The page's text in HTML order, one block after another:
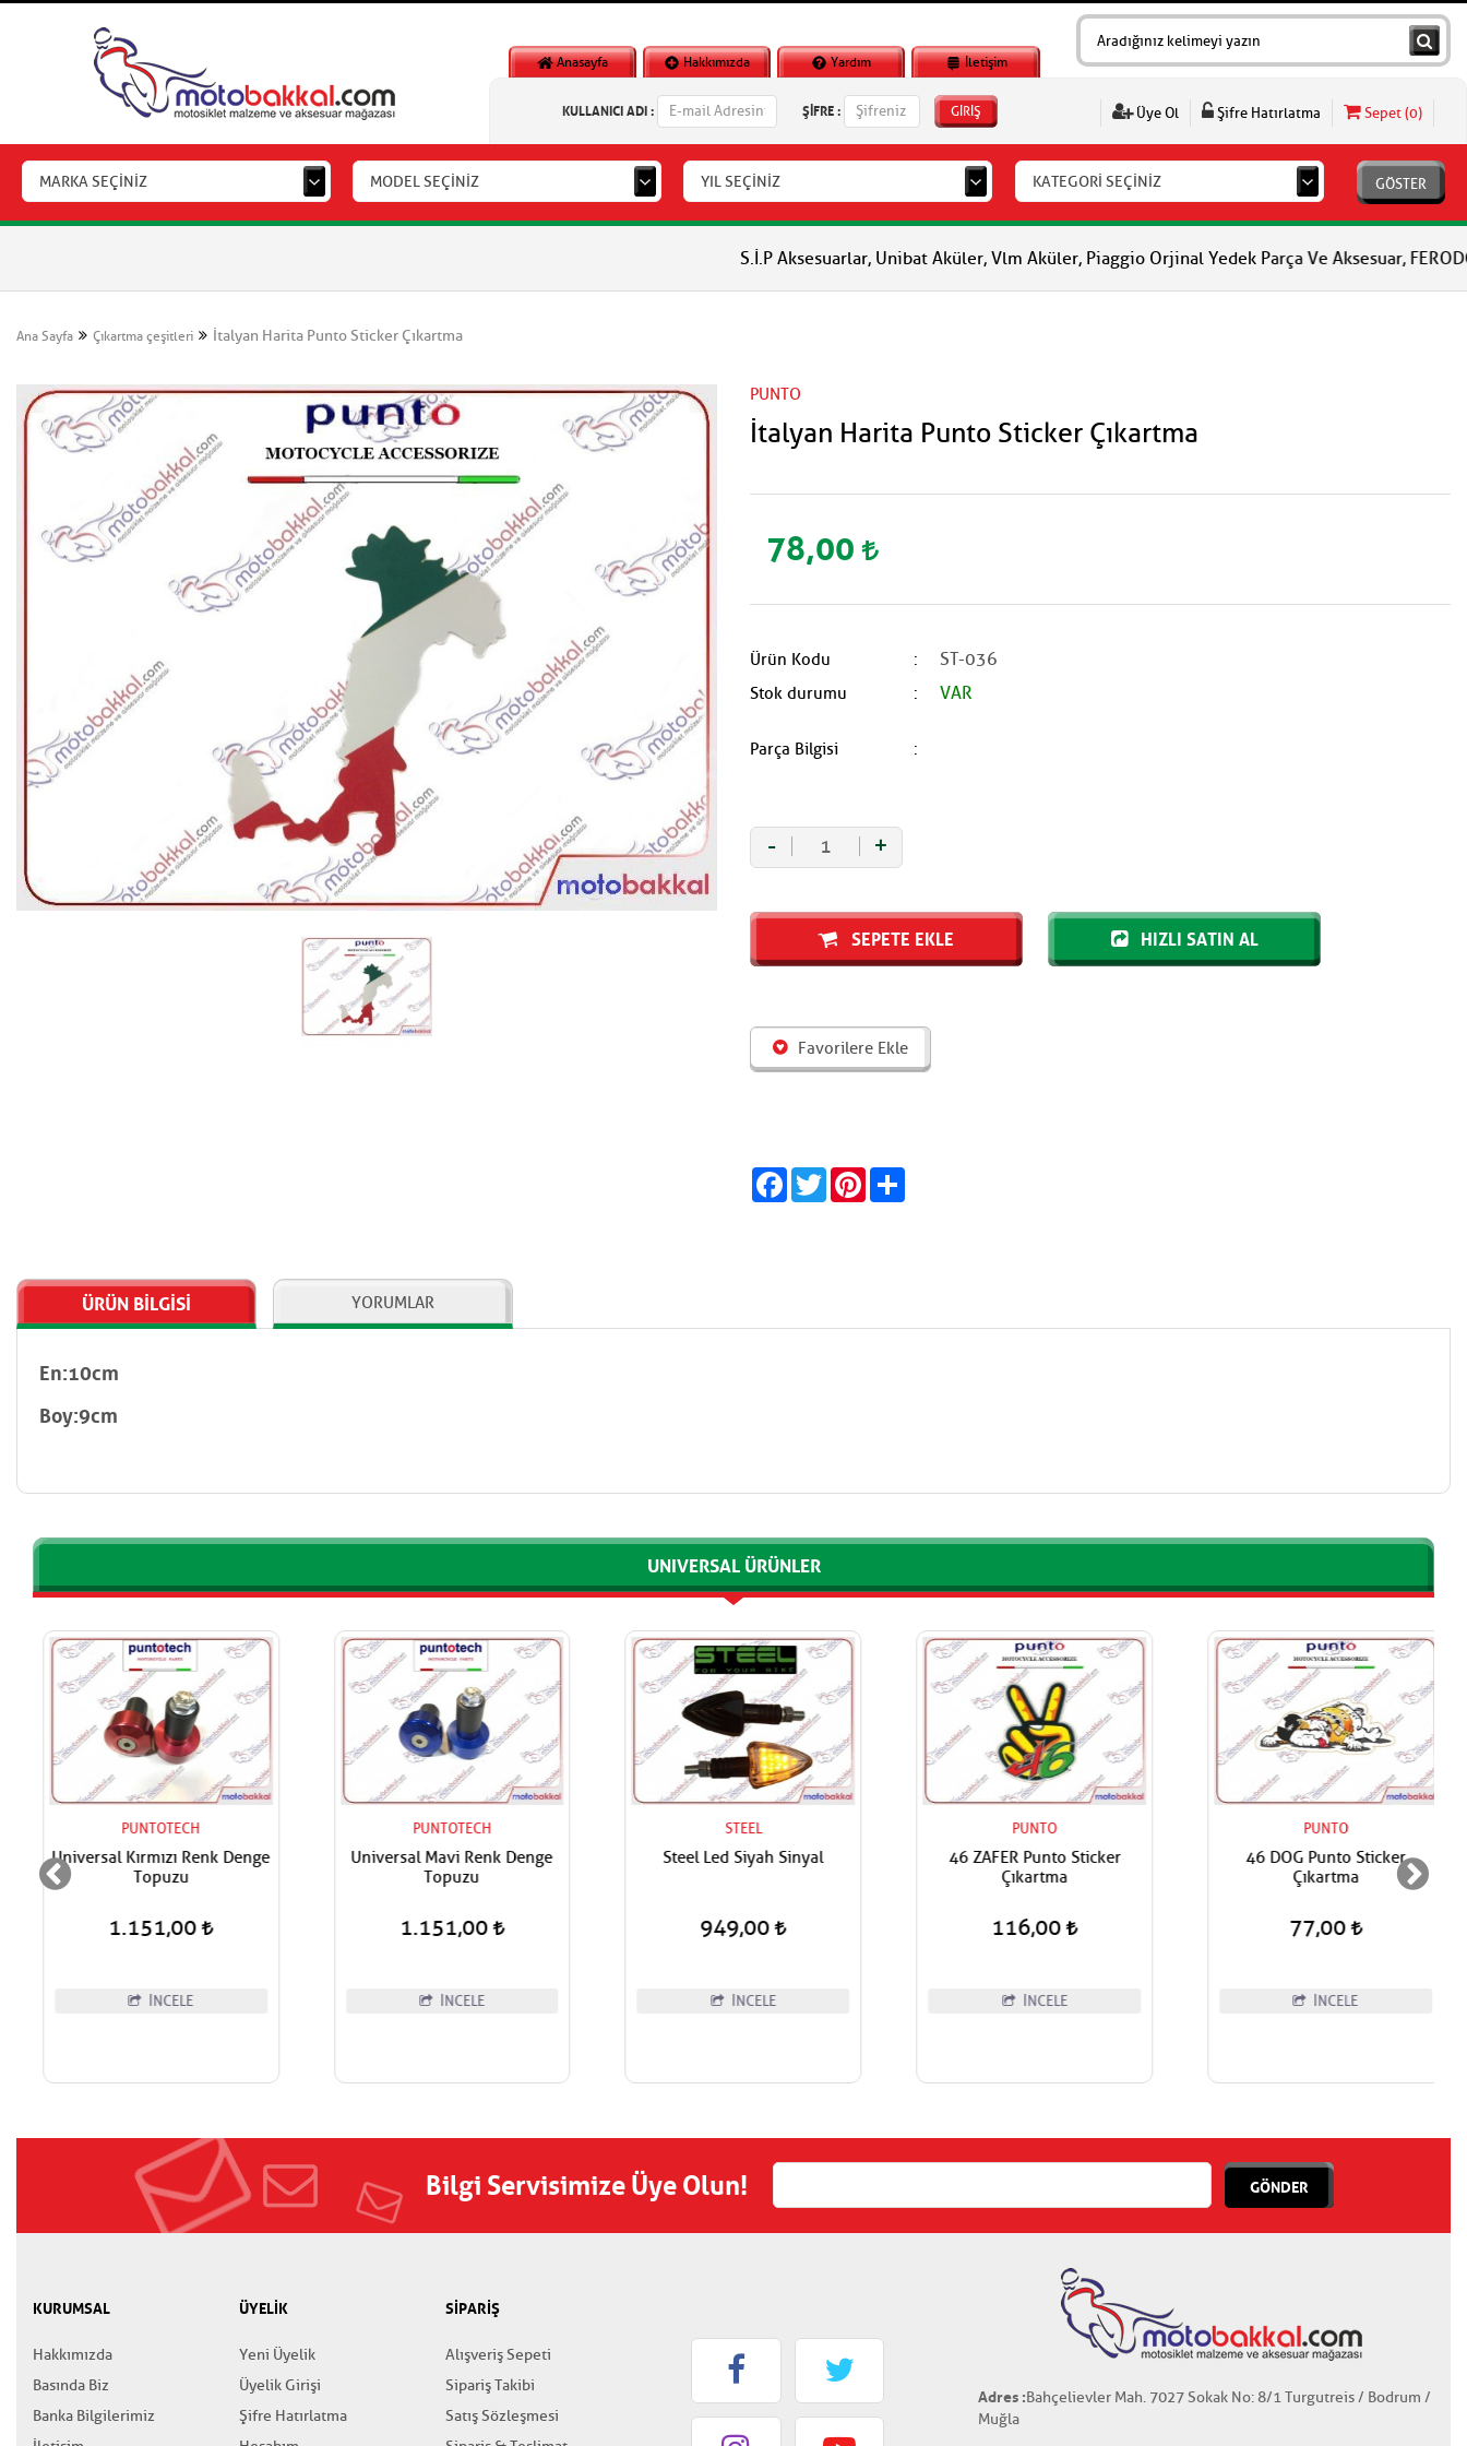
Anasayfa Hakkımızda Yardım İletişim
KULLANICI ADI : ŞİFRE : GİRİŞ Üye Ol Şifre Hatırlatma Sepet (0)
MARKA SEÇİNİZ MODEL SEÇİNİZ YIL SEÇİNİZ KATEGORİ SEÇİNİZ GÖSTER
S.İ.P Aksesuarlar, Unibat Aküler, Vlm Aküler, Piaggio Orjinal Yedek Parça Ve Aksesuar, FERODO
Ana Sayfa Çıkartma çeşitleri İtalyan Harita Punto Sticker Çıkartma
PUNTO
İtalyan Harita Punto Sticker Çıkartma
78,00
Ürün Kodu ST-036
Stok durumu VAR
Parça Bilgisi
- +
SEPETE EKLE HIZLI SATIN AL
Favorilere Ekle
FacebookTwitterPinterest
ÜRÜN BİLGİSİ YORUMLAR
En:10cm
Boy:9cm
UNIVERSAL ÜRÜNLER
PUNTOTECH
Universal Kırmızı Renk Denge
Topuzu
1.151,00
İNCELE
PUNTOTECH
Universal Mavi Renk Denge
Topuzu
1.151,00
İNCELE
STEEL
Steel Led Siyah Sinyal
949,00
İNCELE
PUNTO
46 ZAFER Punto Sticker
Çıkartma
116,00
İNCELE
PUNTO
46 DOG Punto Sticker
Çıkartma
77,00
İNCELE
Bilgi Servisimize Üye Olun! GÖNDER
KURUMSAL
Hakkımızda
Basında Biz
Banka Bilgilerimiz
ÜYELİK
Yeni Üyelik
Üyelik Girişi
Şifre Hatırlatma
SİPARİŞ
Alışveriş Sepeti
Sipariş Takibi
Satış Sözleşmesi
Adres :Bahçelievler Mah. 7027 Sokak No: 8/1 Turgutreis / Bodrum /
Muğla